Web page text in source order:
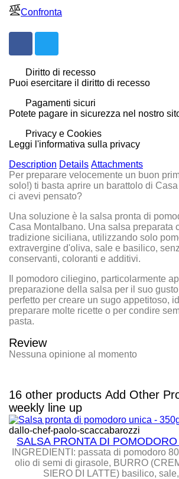
Confronta
Diritto di recesso
Puoi esercitare il diritto di recesso
Pagamenti sicuri
Potete pagare in sicurezza nel nostro
Privacy e Cookies
Leggi l'informativa sulla privacy
Description Details Attachments
Per preparare velocemente un buon
solo!) ti basta aprire un barattolo di
ci avevi pensato?
Una soluzione è la salsa pronta di
Casa Montalbano. Una salsa preparata
tradizione siciliana, utilizzando solo
extravergine d'oliva, sale e basilico,
conservanti, coloranti e additivi.
Il pomodoro ciliegino, particolarmente
preparazione della salsa per il suo
perfetto per creare un sugo appetitoso,
preparare molte ricette o per condire
pasta.
Review
Nessuna opinione al momento
16 other products Add Other
weekly line up
dallo-chef-paolo-scaccabarozzi
SALSA PRONTA DI
INGREDIENTI: passata di pomodoro
olio di semi di girasole, BURRO
SIERO DI LATTE) basilico,